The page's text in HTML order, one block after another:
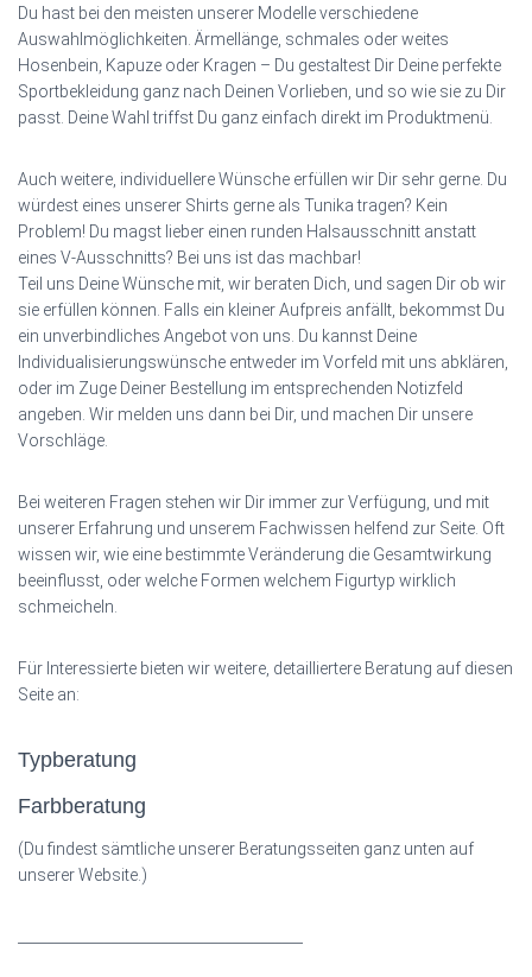
Du hast bei den meisten unserer Modelle verschiedene
Auswahlmöglichkeiten. Ärmellänge, schmales oder weites
Hosenbein, Kapuze oder Kragen – Du gestaltest Dir Deine perfekte
Sportbekleidung ganz nach Deinen Vorlieben, und so wie sie zu Dir
passt. Deine Wahl triffst Du ganz einfach direkt im Produktmenü.
Auch weitere, individuellere Wünsche erfüllen wir Dir sehr gerne. Du
würdest eines unserer Shirts gerne als Tunika tragen? Kein
Problem! Du magst lieber einen runden Halsausschnitt anstatt
eines V-Ausschnitts? Bei uns ist das machbar!
Teil uns Deine Wünsche mit, wir beraten Dich, und sagen Dir ob wir
sie erfüllen können. Falls ein kleiner Aufpreis anfällt, bekommst Du
ein unverbindliches Angebot von uns. Du kannst Deine
Individualisierungswünsche entweder im Vorfeld mit uns abklären,
oder im Zuge Deiner Bestellung im entsprechenden Notizfeld
angeben. Wir melden uns dann bei Dir, und machen Dir unsere
Vorschläge.
Bei weiteren Fragen stehen wir Dir immer zur Verfügung, und mit
unserer Erfahrung und unserem Fachwissen helfend zur Seite. Oft
wissen wir, wie eine bestimmte Veränderung die Gesamtwirkung
beeinflusst, oder welche Formen welchem Figurtyp wirklich
schmeicheln.
Für Interessierte bieten wir weitere, detailliertere Beratung auf diesen
Seite an:
Typberatung
Farbberatung
(Du findest sämtliche unserer Beratungsseiten ganz unten auf
unserer Website.)